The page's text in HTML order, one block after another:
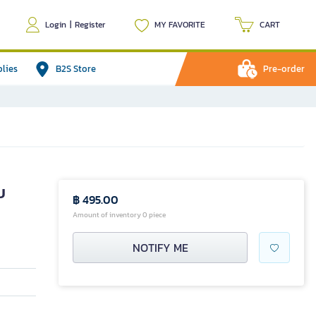
Login | Register MY FAVORITE CART
B2S Store Pre-order
฿ 495.00
Amount of inventory 0 piece
NOTIFY ME